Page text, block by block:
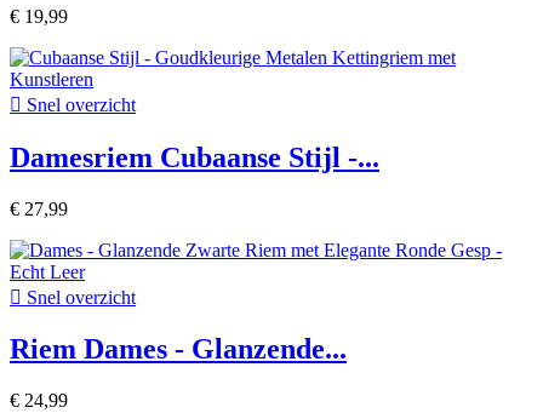
€ 19,99
 Snel overzicht
Damesriem Cubaanse Stijl -...
€ 27,99
 Snel overzicht
Riem Dames - Glanzende...
€ 24,99